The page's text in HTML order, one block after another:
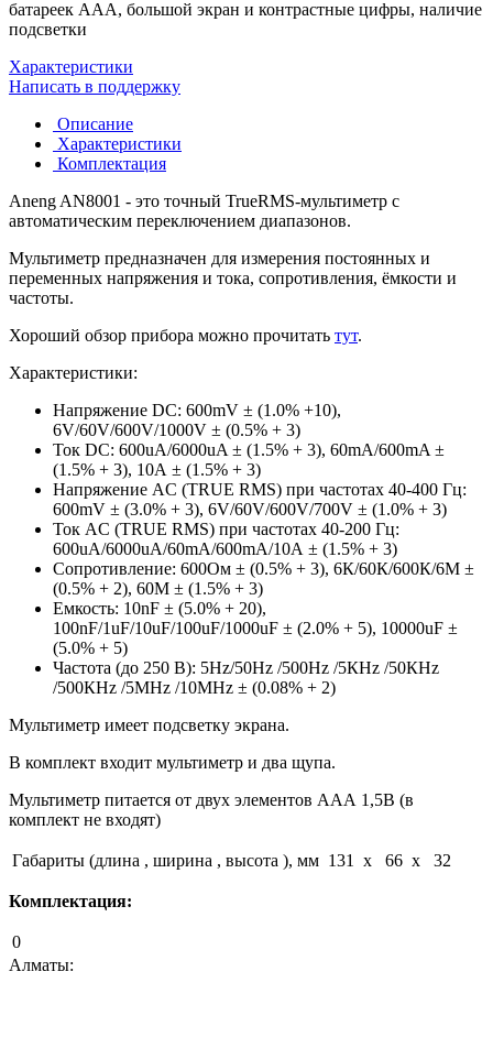
батареек ААА, большой экран и контрастные цифры, наличие
подсветки
Характеристики
Написать в поддержку
Описание
Характеристики
Комплектация
Aneng AN8001 - это точный TrueRMS-мультиметр с
автоматическим переключением диапазонов.
Мультиметр предназначен для измерения постоянных и
переменных напряжения и тока, сопротивления, ёмкости и
частоты.
Хороший обзор прибора можно прочитать тут.
Характеристики:
Напряжение DC: 600mV ± (1.0% +10),
6V/60V/600V/1000V ± (0.5% + 3)
Ток DC: 600uA/6000uA ± (1.5% + 3), 60mA/600mA ±
(1.5% + 3), 10А ± (1.5% + 3)
Напряжение AC (TRUE RMS) при частотах 40-400 Гц:
600mV ± (3.0% + 3), 6V/60V/600V/700V ± (1.0% + 3)
Ток AC (TRUE RMS) при частотах 40-200 Гц:
600uA/6000uA/60mA/600mA/10А ± (1.5% + 3)
Сопротивление: 600Ом ± (0.5% + 3), 6К/60К/600К/6М ±
(0.5% + 2), 60М ± (1.5% + 3)
Емкость: 10nF ± (5.0% + 20),
100nF/1uF/10uF/100uF/1000uF ± (2.0% + 5), 10000uF ±
(5.0% + 5)
Частота (до 250 В): 5Hz/50Hz /500Hz /5КHz /50КHz
/500КHz /5МHz /10МHz ± (0.08% + 2)
Мультиметр имеет подсветку экрана.
В комплект входит мультиметр и два щупа.
Мультиметр питается от двух элементов ААА 1,5В (в
комплект не входят)
Габариты (длина , ширина , высота ), мм 131 x 66 x 32
Комплектация:
0
Алматы: